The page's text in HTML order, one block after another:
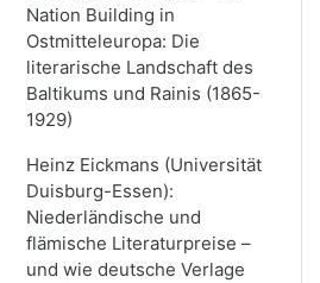
Nation Building in
Ostmitteleuropa: Die
literarische Landschaft des
Baltikums und Rainis (1865-
1929)
Heinz Eickmans (Universität
Duisburg-Essen):
Niederländische und
flämische Literaturpreise –
und wie deutsche Verlage